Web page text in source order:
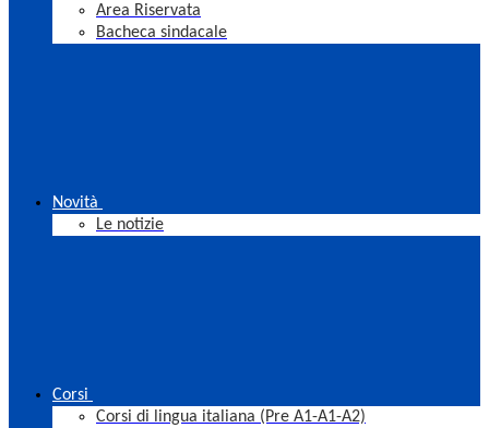
Area Riservata
Bacheca sindacale
Novità
Le notizie
Corsi
Corsi di lingua italiana (Pre A1-A1-A2)